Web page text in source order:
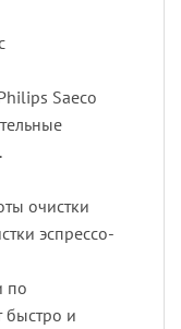
Saeco
очистки
эспрессо-
по
быстро и